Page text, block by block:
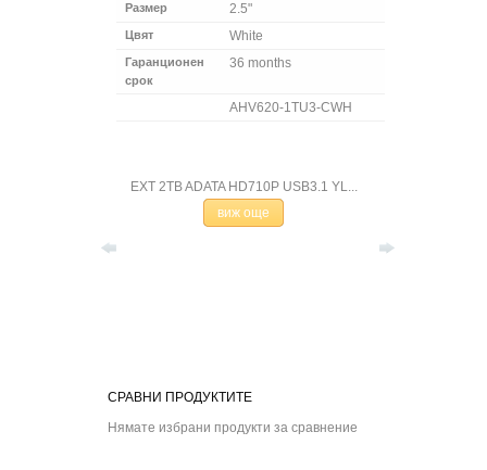
Размер 2.5"
Цвят White
Гаранционен
срок
36 months
AHV620-1TU3-CWH
EXT 2TB ADATA HD710P USB3.1 YL...
виж още
СРАВНИ ПРОДУКТИТЕ
Нямате избрани продукти за сравнение